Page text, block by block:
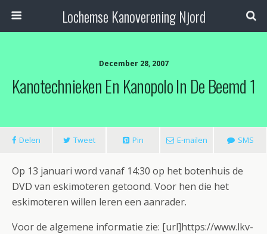
Lochemse Kanoverening Njord
December 28, 2007
Kanotechnieken En Kanopolo In De Beemd 1
Delen Tweet Pin E-mailen SMS
Op 13 januari word vanaf 14:30 op het botenhuis de
DVD van eskimoteren getoond. Voor hen die het
eskimoteren willen leren een aanrader.
Voor de algemene informatie zie: [url]https://www.lkv-